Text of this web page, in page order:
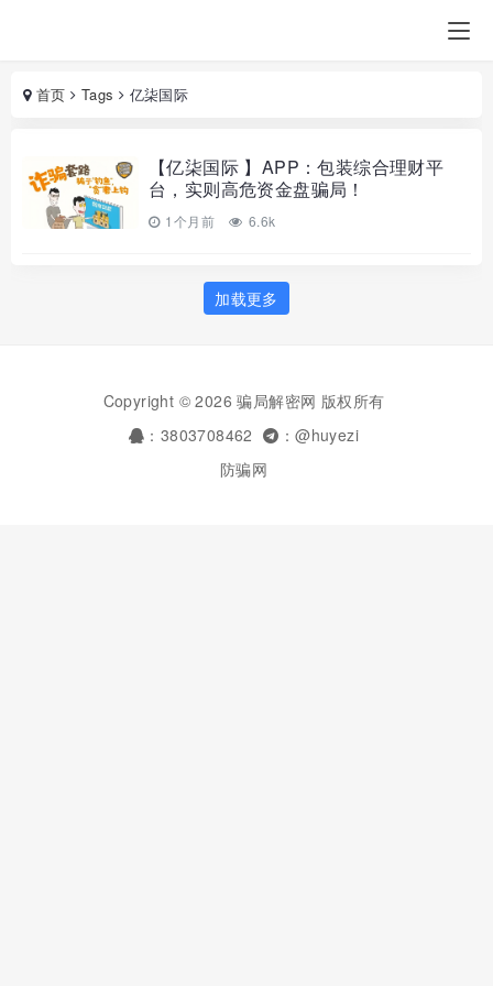
首页 Tags 亿柒国际
【亿柒国际 】APP：包装综合理财平
台，实则高危资金盘骗局！
1个月前 6.6k
加载更多
Copyright © 2026 骗局解密网 版权所有
：3803708462
：@huyezi
防骗网